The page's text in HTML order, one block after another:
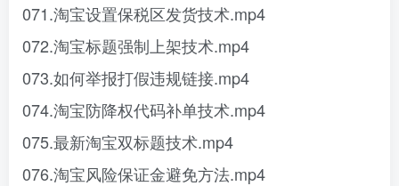
071.淘宝设置保税区发货技术.mp4
072.淘宝标题强制上架技术.mp4
073.如何举报打假违规链接.mp4
074.淘宝防降权代码补单技术.mp4
075.最新淘宝双标题技术.mp4
076.淘宝风险保证金避免方法.mp4